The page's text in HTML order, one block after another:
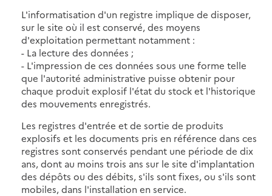
L'informatisation d'un registre implique de disposer,
sur le site où il est conservé, des moyens
d'exploitation permettant notamment :
- La lecture des données ;
- L'impression de ces données sous une forme telle
que l'autorité administrative puisse obtenir pour
chaque produit explosif l'état du stock et l'historique
des mouvements enregistrés.
Les registres d'entrée et de sortie de produits
explosifs et les documents pris en référence dans ces
registres sont conservés pendant une période de dix
ans, dont au moins trois ans sur le site d'implantation
des dépôts ou des débits, s'ils sont fixes, ou s'ils sont
mobiles, dans l'installation en service.